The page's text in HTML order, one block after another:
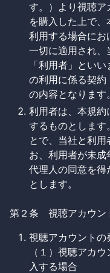
す。）より視聴ア
を購入した上で
利用する場合にお
一切に適用され
「利用者」とい
の利用に係る契約
の内容となります。
利用者は、本規約
するものとします
とで、当社と利
お、利用者が未
代理人の同意を
とします。
第２条 視聴アカウン
視聴アカウントの
（１）視聴アカ
入する場合